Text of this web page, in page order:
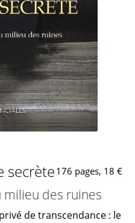
secrète 176 pages, 18 €
milieu des ruines
de transcendance : le